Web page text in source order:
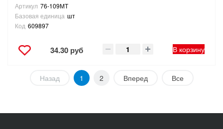
Артикул 76-109МТ
Базовая единица шт
Код 609897
34.30 руб В корзину
Назад 1 2 Вперед Все